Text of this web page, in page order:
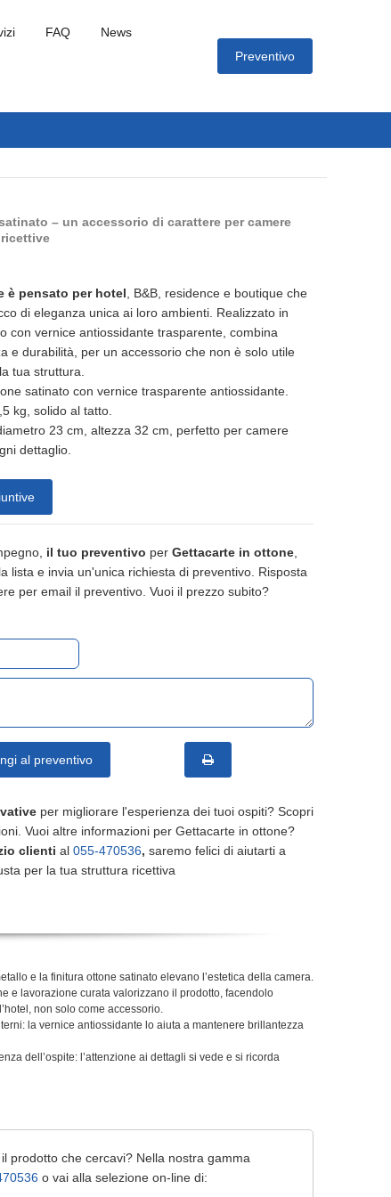
FAQ News
Preventivo
– un accessorio di carattere per camere
è pensato per hotel , B&B, residence e boutique che
di eleganza unica ai loro ambienti. Realizzato in
con vernice antiossidante trasparente, combina
e durabilità, per un accessorio che non è solo utile
tua struttura.
satinato con vernice trasparente antiossidante.
kg, solido al tatto.
23 cm, altezza 32 cm, perfetto per camere
dettaglio.
il tuo preventivo per Gettacarte in ottone
lista e invia un'unica richiesta di preventivo. Risposta
per email il preventivo. Vuoi il prezzo subito?
al preventivo
per migliorare l'esperienza dei tuoi ospiti? Scopri
Vuoi altre informazioni per Gettacarte in ottone?
clienti al 055-470536, saremo felici di aiutarti a
per la tua struttura ricettiva
e la finitura ottone satinato elevano l’estetica della camera.
e lavorazione curata valorizzano il prodotto, facendolo
non solo come accessorio.
la vernice antiossidante lo aiuta a mantenere brillantezza
dell’ospite: l’attenzione ai dettagli si vede e si ricorda
prodotto che cercavi? Nella nostra gamma
o vai alla selezione on-line di: